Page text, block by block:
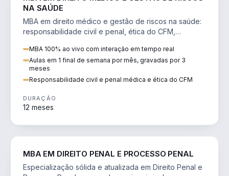
NA SAÚDE
MBA em direito médico e gestão de riscos na saúde:
responsabilidade civil e penal, ética do CFM,
MBA 100% ao vivo com interação em tempo real
Aulas em 1 final de semana por mês, gravadas por 3
meses
Responsabilidade civil e penal médica e ética do CFM
DURAÇÃO
12 meses
MBA EM DIREITO PENAL E PROCESSO PENAL
Especialização sólida e atualizada em Direito Penal e